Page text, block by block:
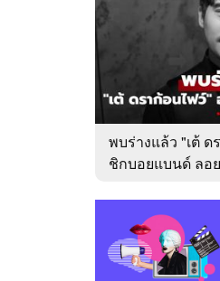
พบร่างแล้ว "เต้
ชิกบอยแบนด์ ลอ